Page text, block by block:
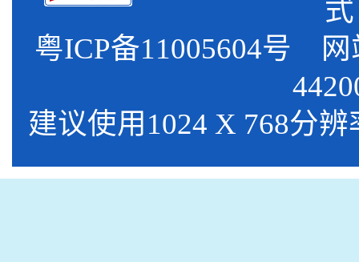
式
粤ICP备11005604号 网
建议使用1024 X 768分